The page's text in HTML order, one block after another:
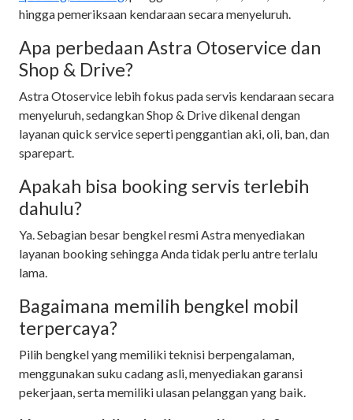
hingga pemeriksaan kendaraan secara menyeluruh.
Apa perbedaan Astra Otoservice dan
Shop & Drive?
Astra Otoservice lebih fokus pada servis kendaraan secara
menyeluruh, sedangkan Shop & Drive dikenal dengan
layanan quick service seperti penggantian aki, oli, ban, dan
sparepart.
Apakah bisa booking servis terlebih
dahulu?
Ya. Sebagian besar bengkel resmi Astra menyediakan
layanan booking sehingga Anda tidak perlu antre terlalu
lama.
Bagaimana memilih bengkel mobil
terpercaya?
Pilih bengkel yang memiliki teknisi berpengalaman,
menggunakan suku cadang asli, menyediakan garansi
pekerjaan, serta memiliki ulasan pelanggan yang baik.